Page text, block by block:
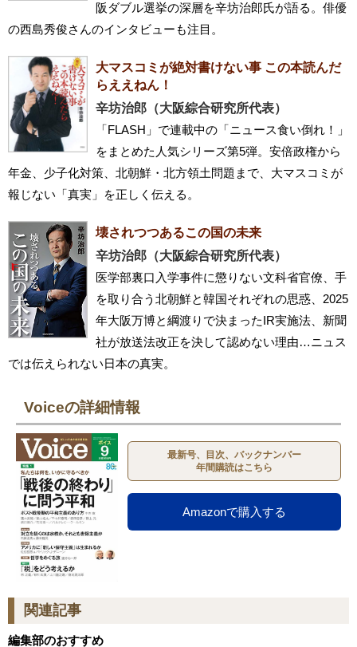
阪ダブル選挙の深層を辛坊治郎氏が語る。俳優
の西島秀俊さんのインタビューも注目。
大マスコミが絶対書けない事 この本読んだ
らええねん！
辛坊治郎（大阪綜合研究所代表）
「FLASH」で連載中の「ニュース食い倒れ！」
をまとめた人気シリーズ第5弾。安倍政権から
年金、少子化対策、北朝鮮・北方領土問題まで、大マスコミが
報じない「真実」を正しく伝える。
壊されつつあるこの国の未来
辛坊治郎（大阪綜合研究所代表）
医学部裏口入学事件に懲りない文科省官僚、手
を取り合う北朝鮮と韓国それぞれの思惑、2025
年大阪万博と綱渡りで決まったIR実施法、新聞
社が放送法改正を決して認めない理由…ニュス
では伝えられない日本の真実。
Voiceの詳細情報
最新号、目次、バックナンバー
年間購読はこちら
Amazonで購入する
関連記事
編集部のおすすめ